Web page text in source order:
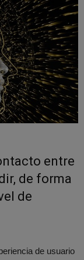
entre
de forma
de
de usuario